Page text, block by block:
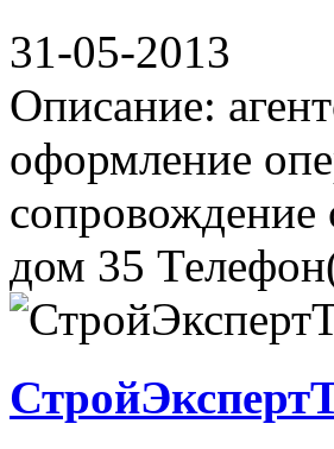
31-05-2013
Описание:
оформление
дом 35